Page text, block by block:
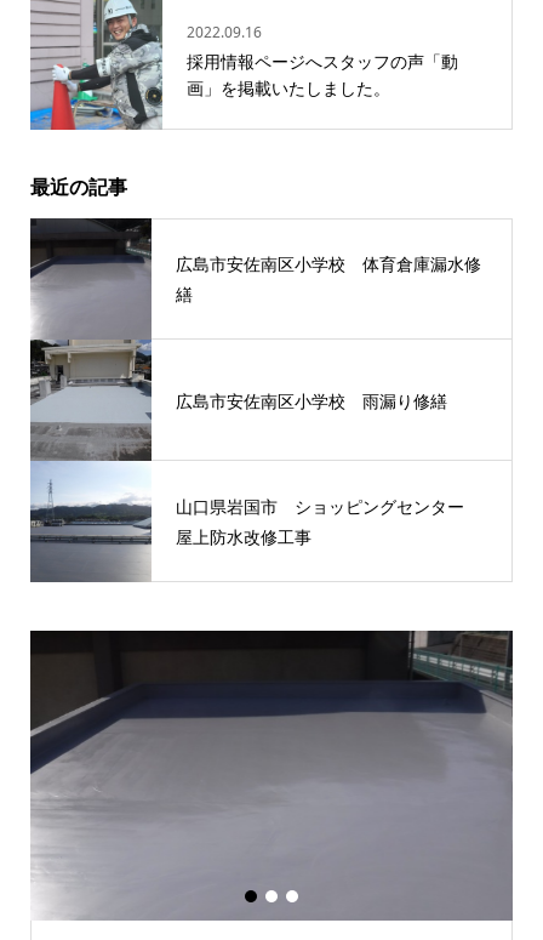
2022.09.16
採用情報ページへスタッフの声「動
画」を掲載いたしました。
最近の記事
広島市安佐南区小学校 体育倉庫漏水修
繕
広島市安佐南区小学校 雨漏り修繕
山口県岩国市 ショッピングセンター
屋上防水改修工事
1 2 3